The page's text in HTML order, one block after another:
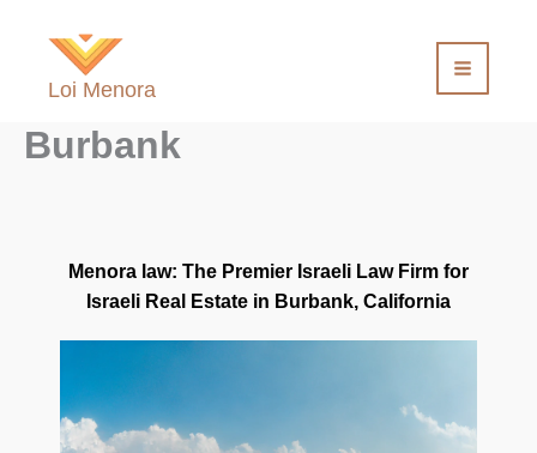
Loi Menora
Burbank
Menora law: The Premier Israeli Law Firm for
Israeli Real Estate in Burbank, California